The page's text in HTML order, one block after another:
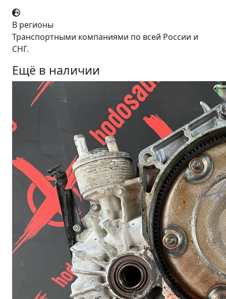
В регионы
Транспортными компаниями по всей России и
СНГ.
Ещё в наличии